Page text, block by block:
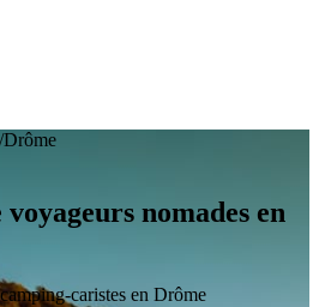
/Drôme
nomades en
caristes en Drôme